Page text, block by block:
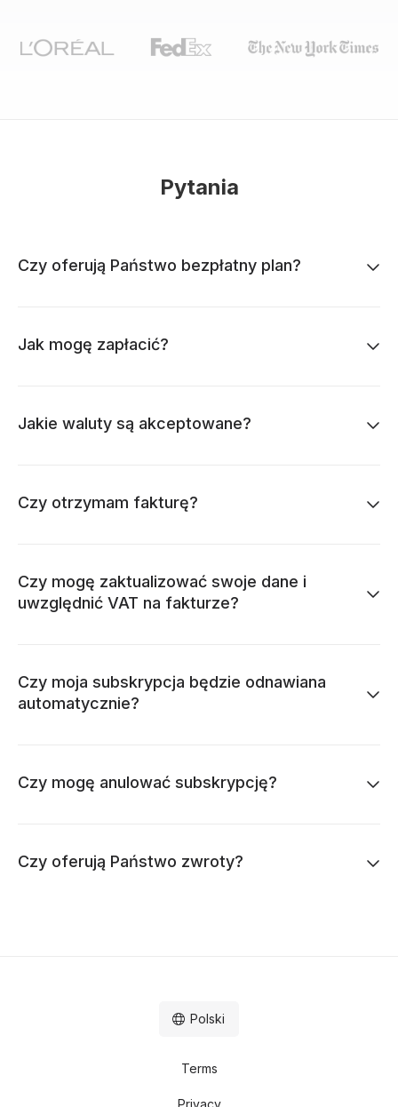
Pytania
Czy oferują Państwo bezpłatny plan?
Jak mogę zapłacić?
Jakie waluty są akceptowane?
Czy otrzymam fakturę?
Czy mogę zaktualizować swoje dane i
uwzględnić VAT na fakturze?
Czy moja subskrypcja będzie odnawiana
automatycznie?
Czy mogę anulować subskrypcję?
Czy oferują Państwo zwroty?
Terms
Privacy
Polski